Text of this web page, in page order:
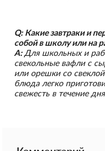
Q: Какие завтраки и
собой в школу или на
A:Для школьных и
свекольные вафли с
или орешки со
блюда легко
свежесть в течение